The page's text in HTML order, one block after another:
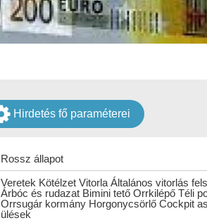
Hirdetés fő paraméterei
Rossz állapot
Veretek Kötélzet Vitorla Általános vitorlás
Árbóc és rudazat Bimini tető Orrkilépő Téli
Orrsugár kormány Horgonycsörlő Cockpit
ülések